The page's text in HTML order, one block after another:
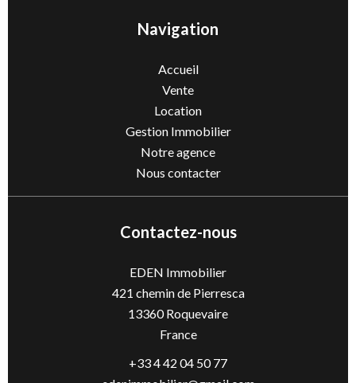
Navigation
Accueil
Vente
Location
Gestion Immobilier
Notre agence
Nous contacter
Contactez-nous
EDEN Immobilier
421 chemin de Pierresca
13360Roquevaire
France
+33 4 42 04 50 77